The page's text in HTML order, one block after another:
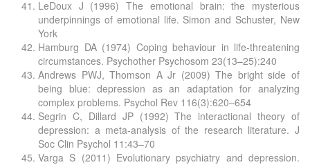
LeDoux J (1996) The emotional brain: the mysterious
underpinnings of emotional life. Simon and Schuster, New
York
Hamburg DA (1974) Coping behaviour in life-threatening
circumstances. Psychother Psychosom 23(13–25):240
Andrews PWJ, Thomson A Jr (2009) The bright side of
being blue: depression as an adaptation for analyzing
complex problems. Psychol Rev 116(3):620–654
Segrin C, Dillard JP (1992) The interactional theory of
depression: a meta-analysis of the research literature. J
Soc Clin Psychol 11:43–70
Varga S (2011) Evolutionary psychiatry and depression.